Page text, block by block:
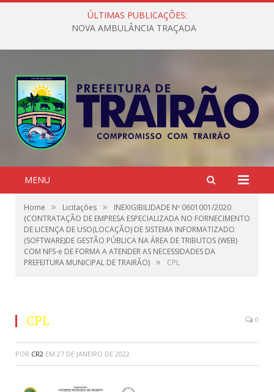
ÚLTIMAS PUBLICAÇÕES:
NOVA AMBULÂNCIA TRAÇADA
MENU
Home » Licitações »
INEXIGIBILIDADE Nº 0601001/2020
(CONTRATAÇÃO DE EMPRESA ESPECIALIZADA NO FORNECIMENTO
DE LICENÇA DE USO(LOCAÇÃO) DE SISTEMA INFORMATIZADO
(SOFTWARE)DE GESTÃO PÚBLICA NA ÁREA DE TRIBUTOS (WEB)
COM NFS-e DE FORMA A ATENDER AS NECESSIDADES DA
PREFEITURA MUNICIPAL DE TRAIRÃO) » CPL
CPL 0
POR CR2 EM 27 DE JANEIRO DE 2022